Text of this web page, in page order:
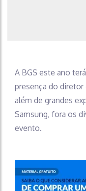
A BGS este ano
presença do
além de grandes
Samsung, fora os
evento.